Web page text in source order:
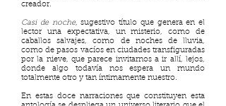
creador.
Casi de noche, sugestivo título que genera en el
lector una expectativa, un misterio, como de
caballos salvajes, como de noches de lluvia,
como de pasos vacíos en ciudades transfiguradas
por la nieve, que parece invitarnos a ir allí, lejos,
donde algo todavía nos espera un mundo
totalmente otro y tan íntimamente nuestro.
En estas doce narraciones que constituyen esta